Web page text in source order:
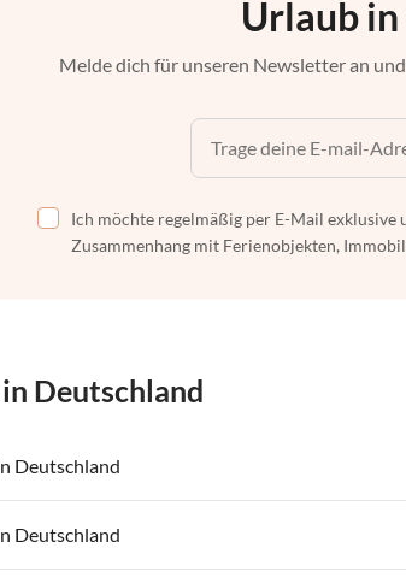
Urlaub
Melde dich für unseren Newsletter an
Ich möchte regelmäßig per E-Mail
Zusammenhang mit Ferienobjekten,
Deutschland
Deutschland
Ferienwohnungen in Ostsee
Deutschland